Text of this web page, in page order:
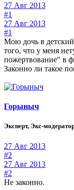
27 Авг 2013
#1
27 Авг 2013
#1
Мою дочь в детский
того, что у меня
пожертвование" в
Законно ли такое
Горыныч
Эксперт, Экс-
27 Авг 2013
#2
27 Авг 2013
#2
Не законно.